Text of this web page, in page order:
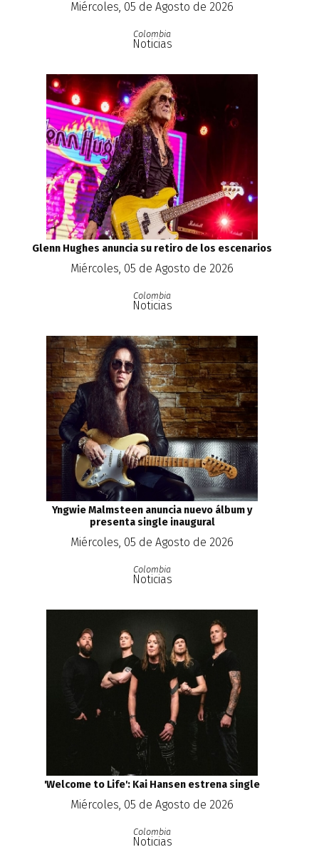
Miércoles, 05 de Agosto de 2026
Colombia
Noticias
Glenn Hughes anuncia su retiro de los escenarios
Miércoles, 05 de Agosto de 2026
Colombia
Noticias
Yngwie Malmsteen anuncia nuevo álbum y
presenta single inaugural
Miércoles, 05 de Agosto de 2026
Colombia
Noticias
'Welcome to Life': Kai Hansen estrena single
Miércoles, 05 de Agosto de 2026
Colombia
Noticias